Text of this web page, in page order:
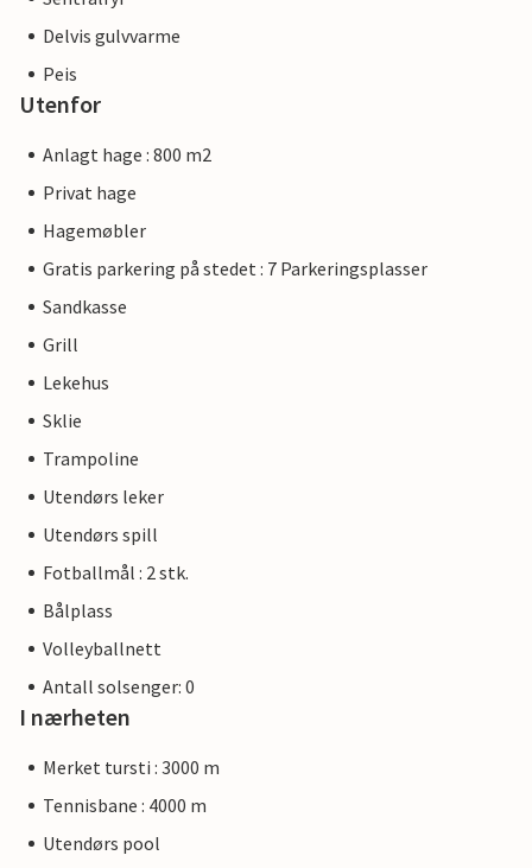
Delvis gulvvarme
Peis
Utenfor
Anlagt hage : 800 m2
Privat hage
Hagemøbler
Gratis parkering på stedet : 7 Parkeringsplasser
Sandkasse
Grill
Lekehus
Sklie
Trampoline
Utendørs leker
Utendørs spill
Fotballmål : 2 stk.
Bålplass
Volleyballnett
Antall solsenger: 0
I nærheten
Merket tursti : 3000 m
Tennisbane : 4000 m
Utendørs pool